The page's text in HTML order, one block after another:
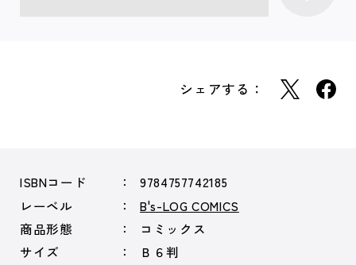
シェアする：
ISBNコード
9784757742185
レーベル
B's-LOG COMICS
商品形態
コミックス
サイズ
Ｂ６判